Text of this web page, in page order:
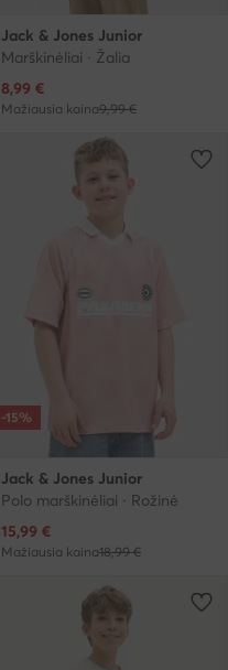
Jack & Jones Junior
Marškinėliai · Žalia
Dabartinė kaina
8,99 €
Mažiausia kaina9,99 €
-15%
Jack & Jones Junior
Polo marškinėliai · Rožinė
Dabartinė kaina
15,99 €
Mažiausia kaina18,99 €